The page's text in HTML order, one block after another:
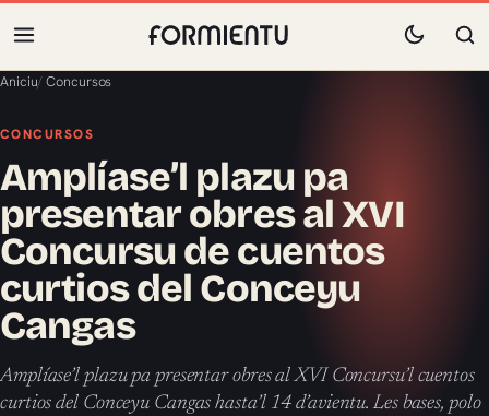
Aniciu/Concursos
CONCURSOS
Amplíase’l plazu pa
presentar obres al XVI
Concursu de cuentos
curtios del Conceyu
Cangas
Amplíase’l plazu pa presentar obres al XVI Concursu’l cuentos
curtios del Conceyu Cangas hasta’l 14 d’avientu. Les bases, polo